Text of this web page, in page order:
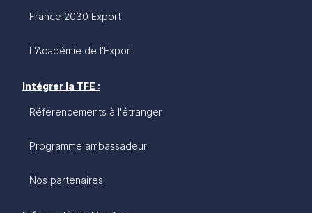
France 2030 Export
L'Académie de l'Export
Intégrer la TFE :
Référencements à l'étranger
Programme ambassadeur
Nos partenaires